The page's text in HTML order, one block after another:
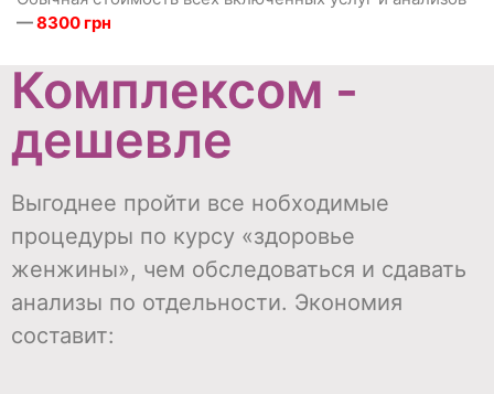
—8300 грн
Комплексом -
дешевле
Выгоднее пройти все нобходимые
процедуры по курсу «здоровье
женжины», чем обследоваться и сдавать
анализы по отдельности. Экономия
составит: